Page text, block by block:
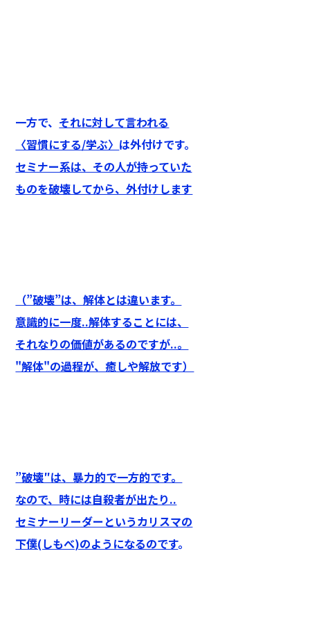
一方で、 それに対して言われる
〈習慣にする/学ぶ〉 は外付けです。
セミナー系は、その人が持っていた
ものを破壊してから、外付けします
（”破壊”は、解体とは違います。
意識的に一度..解体することには、
それなりの価値があるのですが..。
"解体"の過程が、癒しや解放です）
”破壊″は、暴力的で一方的です。
なので、時には自殺者が出たり..
セミナーリーダーというカリスマの
下僕(しもべ)のようになるのです。